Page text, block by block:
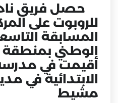
حصل فريق
للروبوت على
المسابقة
الوطني بمنطقة
أقيمت في مدرسة
الابتدائية في
مشيط